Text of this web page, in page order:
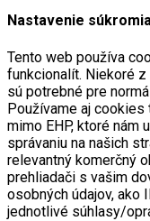
Nastavenie
Tento web používa
funkcionalít. Niekoré
sú potrebné pre
Používame aj cookies
mimo EHP, ktoré nám
správaniu na našich
relevantný komerčný
prehliadači s vašim
osobných údajov, ako
jednotlivé súhlasy/